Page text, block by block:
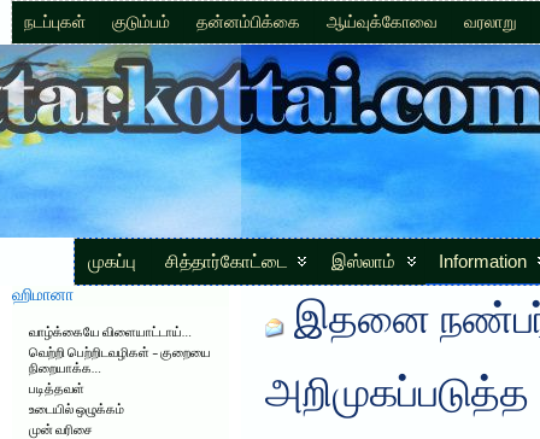
நடப்புகள் குடும்பம் தன்னம்பிக்கை ஆய்வுக்கோவை வரலாறு
முகப்பு சித்தார்கோட்டை இஸ்லாம் Information
ஹிமானா
வாழ்க்கையே விளையாட்டாய்…
வெற்றி பெற்றிடவழிகள் – குறையை
நிறையாக்க…
படித்தவள்
உடையில் ஒழுக்கம்
முன் வரிசை
இதனை
அறிமுகப்படுத்த